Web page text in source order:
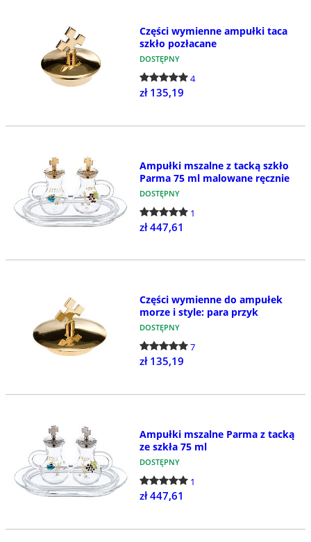
Części wymienne ampułki taca
szkło pozłacane
DOSTĘPNY
4
zł 135,19
Ampułki mszalne z tacką szkło
Parma 75 ml malowane ręcznie
DOSTĘPNY
1
zł 447,61
Części wymienne do ampułek
morze i style: para przyk
DOSTĘPNY
7
zł 135,19
Ampułki mszalne Parma z tacką
ze szkła 75 ml
DOSTĘPNY
1
zł 447,61